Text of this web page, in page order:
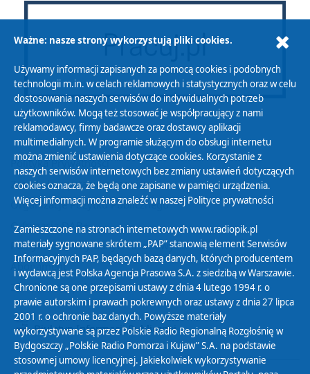
Polityka Prywatności
Zasady korzystania z Serwisu
Organizacje Pożytku Publicznego
Cyfryzacja DAB+
Polityka ochrony danych osobowych
Abonament
Zamówienia publiczne
Biuletyn Informacji Publicznej
Ważne: nasze strony wykorzystują pliki cookies.
Używamy informacji zapisanych za pomocą cookies i podobnych
technologii m.in. w celach reklamowych i statystycznych oraz w celu
dostosowania naszych serwisów do indywidualnych potrzeb
użytkowników. Mogą też stosować je współpracujący z nami
reklamodawcy, firmy badawcze oraz dostawcy aplikacji
multimedialnych. W programie służącym do obsługi internetu
można zmienić ustawienia dotyczące cookies. Korzystanie z
naszych serwisów internetowych bez zmiany ustawień dotyczących
cookies oznacza, że będą one zapisane w pamięci urządzenia.
Więcej informacji można znaleźć w naszej Polityce prywatności
Zamieszczone na stronach internetowych www.radiopik.pl
materiały sygnowane skrótem „PAP” stanowią element Serwisów
Informacyjnych PAP, będących bazą danych, których producentem
i wydawcą jest Polska Agencja Prasowa S.A. z siedzibą w Warszawie.
Chronione są one przepisami ustawy z dnia 4 lutego 1994 r. o
prawie autorskim i prawach pokrewnych oraz ustawy z dnia 27 lipca
2001 r. o ochronie baz danych. Powyższe materiały
wykorzystywane są przez Polskie Radio Regionalną Rozgłośnię w
Bydgoszczy „Polskie Radio Pomorza i Kujaw” S.A. na podstawie
stosownej umowy licencyjnej. Jakiekolwiek wykorzystywanie